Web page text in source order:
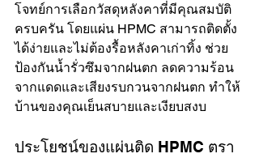
โจทย์การเลือกวัสดุหลังคาที่มีคุณสมบัติ
ครบครัน โดยแผ่น HPMC สามารถติดตั้ง
ได้ง่ายและไม่ต้องรื้อหลังคาเก่าทิ้ง ช่วย
ป้องกันน้ำรั่วซึมจากฝนตก ลดความร้อน
จากแดดและเสียงรบกวนจากฝนตก ทำให้
บ้านของคุณเย็นสบายและเงียบสงบ
ประโยชน์ของแผ่นติด HPMC ตรา